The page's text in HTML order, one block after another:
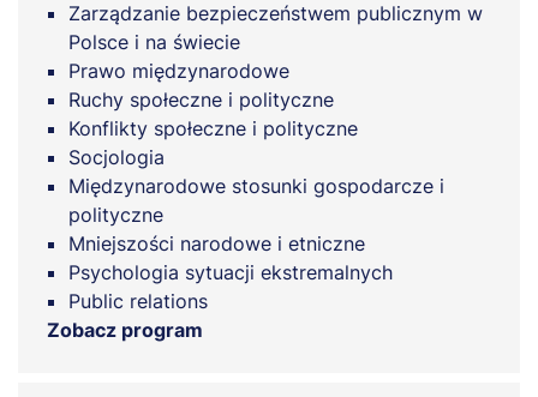
Zarządzanie bezpieczeństwem publicznym w
Polsce i na świecie
Prawo międzynarodowe
Ruchy społeczne i polityczne
Konflikty społeczne i polityczne
Socjologia
Międzynarodowe stosunki gospodarcze i
polityczne
Mniejszości narodowe i etniczne
Psychologia sytuacji ekstremalnych
Public relations
Zobacz program